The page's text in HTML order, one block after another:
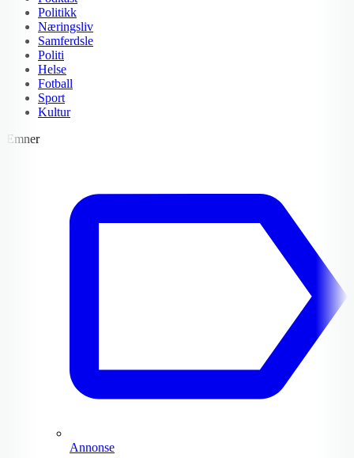
Politikk
Næringsliv
Samferdsle
Politi
Helse
Fotball
Sport
Kultur
Emner
Annonse